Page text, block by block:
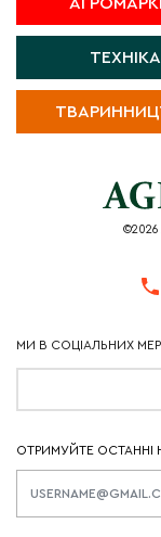
ТЕХНІКА
©2026
ОТРИМУЙТЕ ОСТАННІ